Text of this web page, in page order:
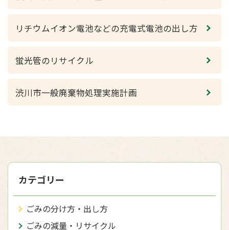
リチウムイオン電池などの充電式電池の出し方
蛍光管のリサイクル
渋川市一般廃棄物処理実施計画
カテゴリー
ごみの分け方・出し方
ごみの減量・リサイクル